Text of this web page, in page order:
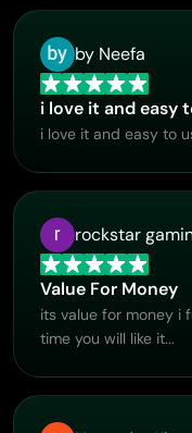
by Neefa
i love it and easy
i love it and easy to
rockstar
Value For Money
its value for money i
time you will like it...